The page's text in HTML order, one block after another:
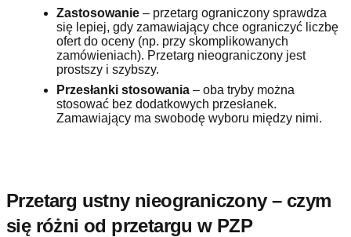
Zastosowanie – przetarg ograniczony sprawdza
się lepiej, gdy zamawiający chce ograniczyć liczbę
ofert do oceny (np. przy skomplikowanych
zamówieniach). Przetarg nieograniczony jest
prostszy i szybszy.
Przesłanki stosowania – oba tryby można
stosować bez dodatkowych przesłanek.
Zamawiający ma swobodę wyboru między nimi.
Przetarg ustny nieograniczony – czym
się różni od przetargu w PZP